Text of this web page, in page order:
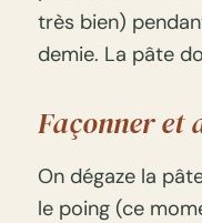
très bien)
demie. La pâte
Façonner et
On dégaze la
le poing (ce